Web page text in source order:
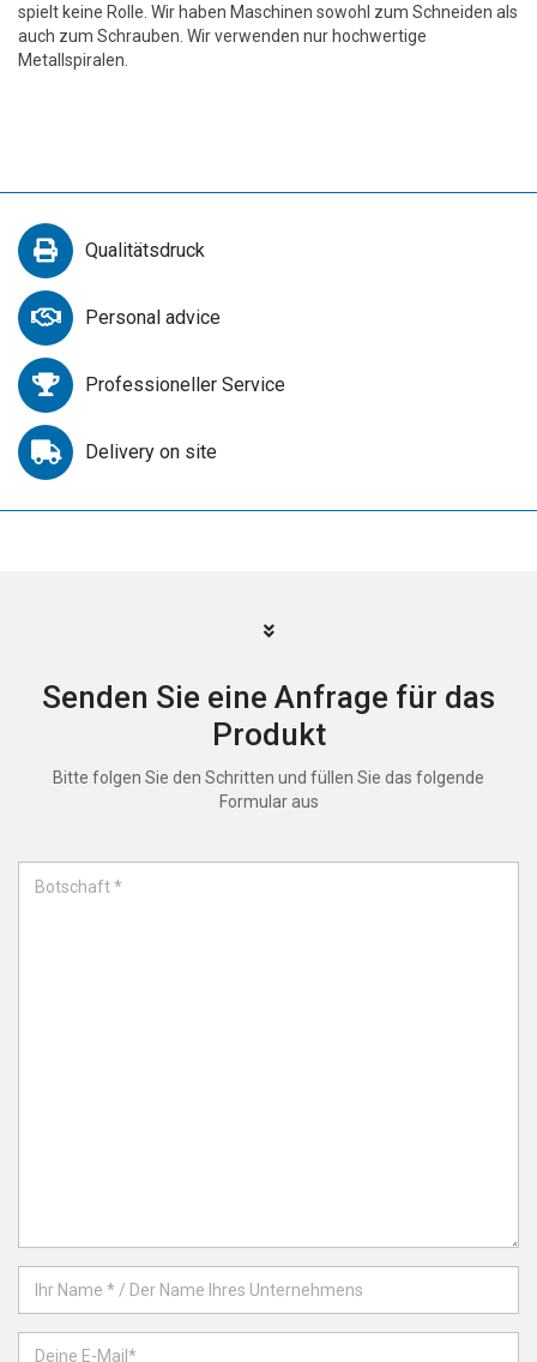
spielt keine Rolle. Wir haben Maschinen sowohl zum Schneiden als
auch zum Schrauben. Wir verwenden nur hochwertige
Metallspiralen.
Qualitätsdruck
Personal advice
Professioneller Service
Delivery on site
Senden Sie eine Anfrage für das
Produkt
Bitte folgen Sie den Schritten und füllen Sie das folgende
Formular aus